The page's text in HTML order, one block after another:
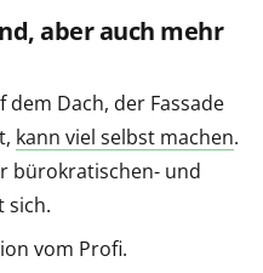
aber auch mehr
dem Dach, der Fassade
kann viel selbst machen.
bürokratischen- und
sich.
vom Profi.